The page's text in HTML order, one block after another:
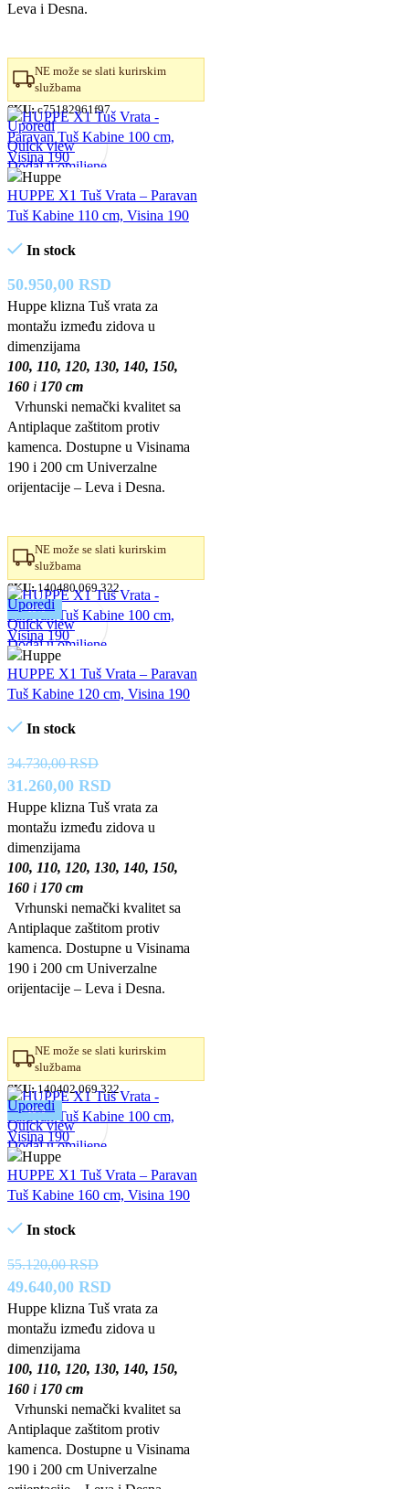
Leva i Desna.
NE može se slati kurirskim
službama
SKU:c75182961f97
Uporedi
Quick view
Dodaj u omiljene
HUPPE X1 Tuš Vrata – Paravan
Tuš Kabine 110 cm, Visina 190
In stock
50.950,00 RSD
Huppe klizna Tuš vrata za
montažu između zidova u
dimenzijama
100, 110, 120, 130, 140, 150,
160 i 170 cm
Vrhunski nemački kvalitet sa
Antiplaque zaštitom protiv
kamenca. Dostupne u Visinama
190 i 200 cm Univerzalne
orijentacije – Leva i Desna.
NE može se slati kurirskim
službama
SKU:140480.069.322
-10%
Uporedi
Quick view
Dodaj u omiljene
HUPPE X1 Tuš Vrata – Paravan
Tuš Kabine 120 cm, Visina 190
In stock
34.730,00RSD
Originalna
cena
je
bila:
34.730,00 RSD.
31.260,00 RSD
cena
je:
Huppe klizna Tuš vrata za
montažu između zidova u
dimenzijama
100, 110, 120, 130, 140, 150,
160 i 170 cm
Vrhunski nemački kvalitet sa
Antiplaque zaštitom protiv
kamenca. Dostupne u Visinama
190 i 200 cm Univerzalne
orijentacije – Leva i Desna.
NE može se slati kurirskim
službama
SKU:140402.069.322
-10%
Uporedi
Quick view
Dodaj u omiljene
HUPPE X1 Tuš Vrata – Paravan
Tuš Kabine 160 cm, Visina 190
In stock
55.120,00RSD
Originalna
cena
je
bila:
55.120,00 RSD.
49.640,00 RSD
cena
je:
Huppe klizna Tuš vrata za
montažu između zidova u
dimenzijama
100, 110, 120, 130, 140, 150,
160 i 170 cm
Vrhunski nemački kvalitet sa
Antiplaque zaštitom protiv
kamenca. Dostupne u Visinama
190 i 200 cm Univerzalne